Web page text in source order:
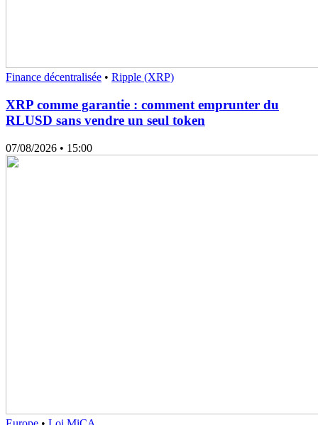
Finance décentralisée • Ripple (XRP)
XRP comme garantie : comment emprunter du
RLUSD sans vendre un seul token
07/08/2026 • 15:00